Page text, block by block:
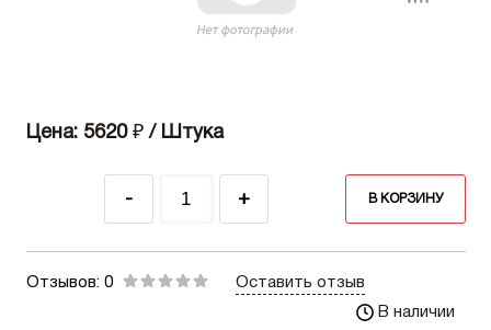
Цена: 5620 ₽ / Штука
- + В КОРЗИНУ
Отзывов: 0
Оставить отзыв
В наличии